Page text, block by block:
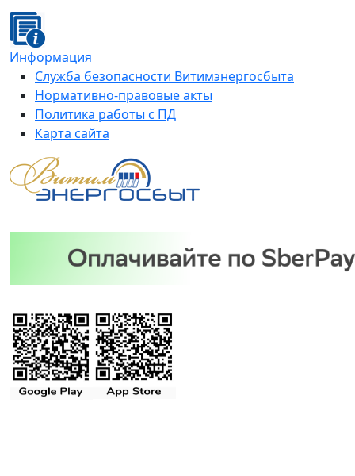
Информация
Служба безопасности Витимэнергосбыта
Нормативно-правовые акты
Политика работы с ПД
Карта сайта